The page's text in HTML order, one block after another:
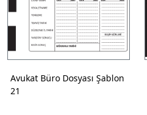
Avukat Büro Dosyası Şablon
21